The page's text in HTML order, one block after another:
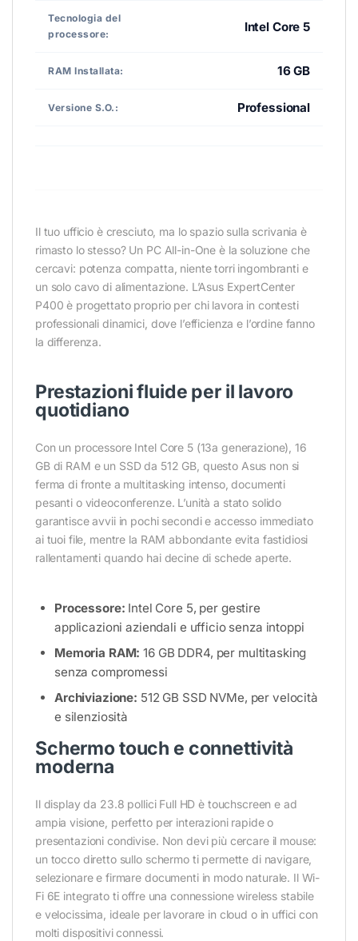
Tecnologia del
processore:
Intel Core 5
RAM Installata: 16 GB
Versione S.O.: Professional
Il tuo ufficio è cresciuto, ma lo spazio sulla scrivania è
rimasto lo stesso? Un PC All-in-One è la soluzione che
cercavi: potenza compatta, niente torri ingombranti e
un solo cavo di alimentazione. L’Asus ExpertCenter
P400 è progettato proprio per chi lavora in contesti
professionali dinamici, dove l’efficienza e l’ordine fanno
la differenza.
Prestazioni fluide per il lavoro
quotidiano
Con un processore Intel Core 5 (13a generazione), 16
GB di RAM e un SSD da 512 GB, questo Asus non si
ferma di fronte a multitasking intenso, documenti
pesanti o videoconferenze. L’unità a stato solido
garantisce avvii in pochi secondi e accesso immediato
ai tuoi file, mentre la RAM abbondante evita fastidiosi
rallentamenti quando hai decine di schede aperte.
Processore: Intel Core 5, per gestire
applicazioni aziendali e ufficio senza intoppi
Memoria RAM: 16 GB DDR4, per multitasking
senza compromessi
Archiviazione: 512 GB SSD NVMe, per velocità
e silenziosità
Schermo touch e connettività
moderna
Il display da 23.8 pollici Full HD è touchscreen e ad
ampia visione, perfetto per interazioni rapide o
presentazioni condivise. Non devi più cercare il mouse:
un tocco diretto sullo schermo ti permette di navigare,
selezionare e firmare documenti in modo naturale. Il Wi-
Fi 6E integrato ti offre una connessione wireless stabile
e velocissima, ideale per lavorare in cloud o in uffici con
molti dispositivi connessi.